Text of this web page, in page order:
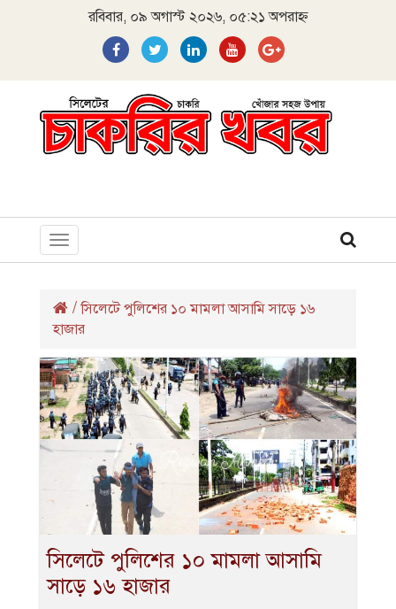
রবিবার, ০৯ অগাস্ট ২০২৬, ০৫:২১ অপরাহ্ন
Toggle
navigation
/সিলেটে পুলিশের ১০ মামলা আসামি সাড়ে ১৬
হাজার
সিলেটে পুলিশের ১০ মামলা আসামি
সাড়ে ১৬ হাজার